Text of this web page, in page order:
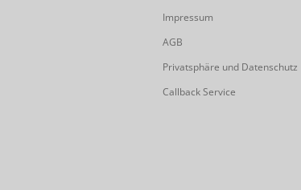
Impressum
AGB
Privatsphäre und Datenschutz
Callback Service